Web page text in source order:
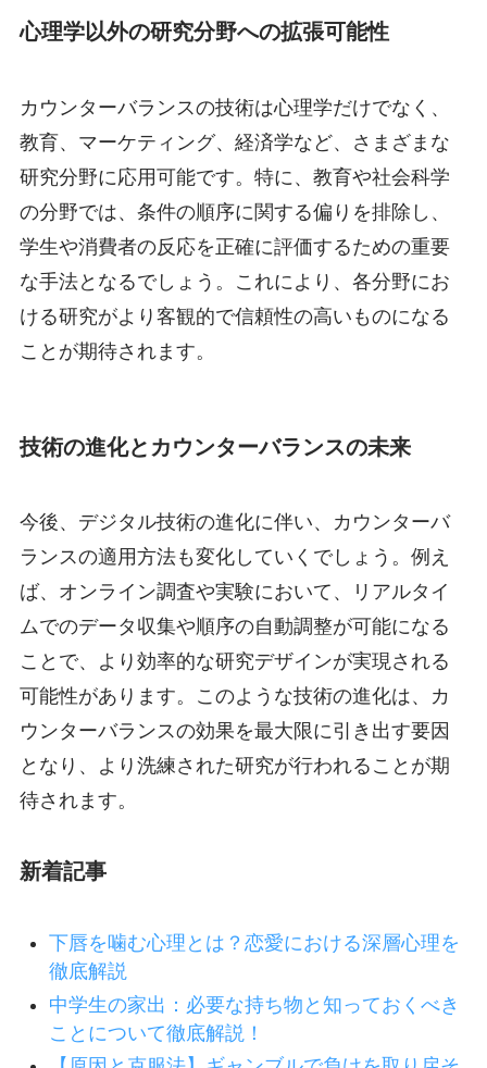
心理学以外の研究分野への拡張可能性
カウンターバランスの技術は心理学だけでなく、
教育、マーケティング、経済学など、さまざまな
研究分野に応用可能です。特に、教育や社会科学
の分野では、条件の順序に関する偏りを排除し、
学生や消費者の反応を正確に評価するための重要
な手法となるでしょう。これにより、各分野にお
ける研究がより客観的で信頼性の高いものになる
ことが期待されます。
技術の進化とカウンターバランスの未来
今後、デジタル技術の進化に伴い、カウンターバ
ランスの適用方法も変化していくでしょう。例え
ば、オンライン調査や実験において、リアルタイ
ムでのデータ収集や順序の自動調整が可能になる
ことで、より効率的な研究デザインが実現される
可能性があります。このような技術の進化は、カ
ウンターバランスの効果を最大限に引き出す要因
となり、より洗練された研究が行われることが期
待されます。
新着記事
下唇を噛む心理とは？恋愛における深層心理を
徹底解説
中学生の家出：必要な持ち物と知っておくべき
ことについて徹底解説！